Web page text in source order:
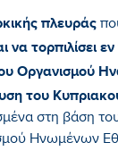
πλευράς
να τορπιλίσει
Οργανισμού
του
στη βάση
Ηνωμένων